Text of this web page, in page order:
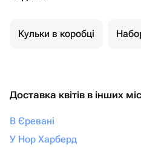
Кульки в коробці
Доставка квітів в інших
В Єревані
У Нор Харберд